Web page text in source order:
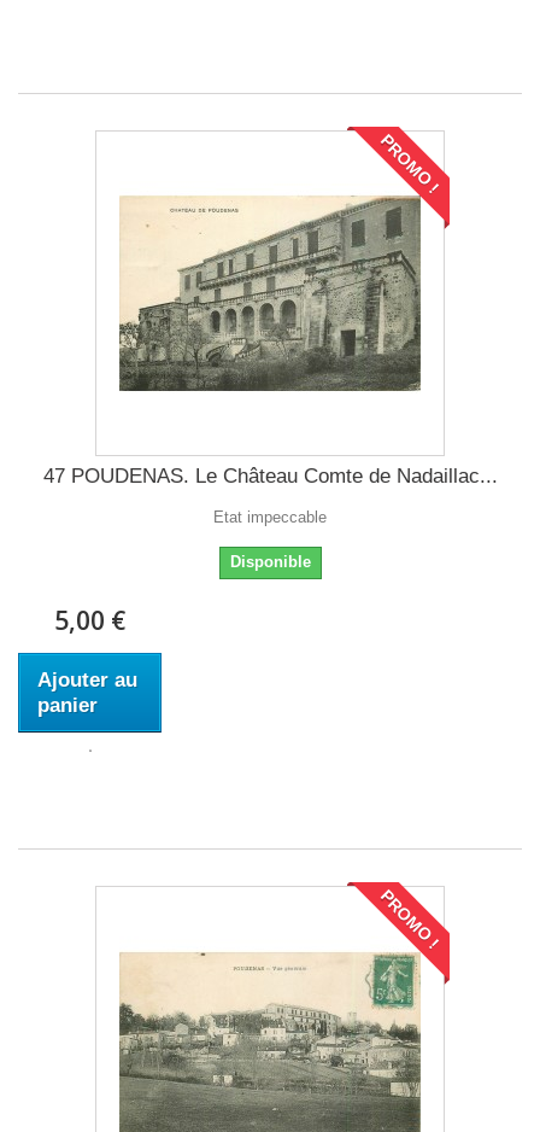
PROMO !
47 POUDENAS. Le Château Comte de Nadaillac...
Etat impeccable
Disponible
5,00 €
Ajouter au
panier
PROMO !